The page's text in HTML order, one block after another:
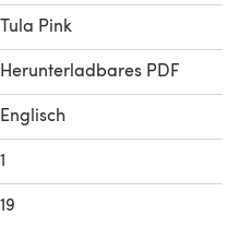
Tula Pink
Herunterladbares PDF
Englisch
1
19